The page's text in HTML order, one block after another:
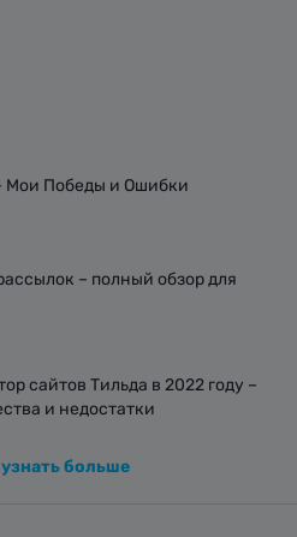
Мои Победы и Ошибки
– полный обзор для
сайтов Тильда в 2022 году –
и недостатки
больше